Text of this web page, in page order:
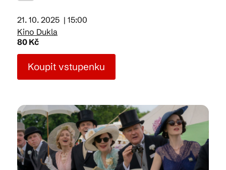
Články
Suvenýry
Kam vyrazit
21. 10. 2025 | 15:00
Kino Dukla
80 Kč
Koupit vstupenku